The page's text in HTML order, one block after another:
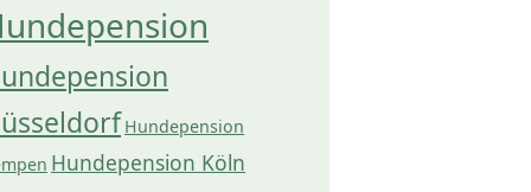
Hundepension
Hundepension Köln